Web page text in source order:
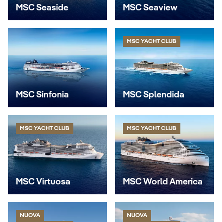
MSC Seaside MSC Seaview
MSC Sinfonia
MSC YACHT CLUB
MSC Splendida
MSC YACHT CLUB
MSC Virtuosa
MSC YACHT CLUB
MSC World America
NUOVA
NUOVA